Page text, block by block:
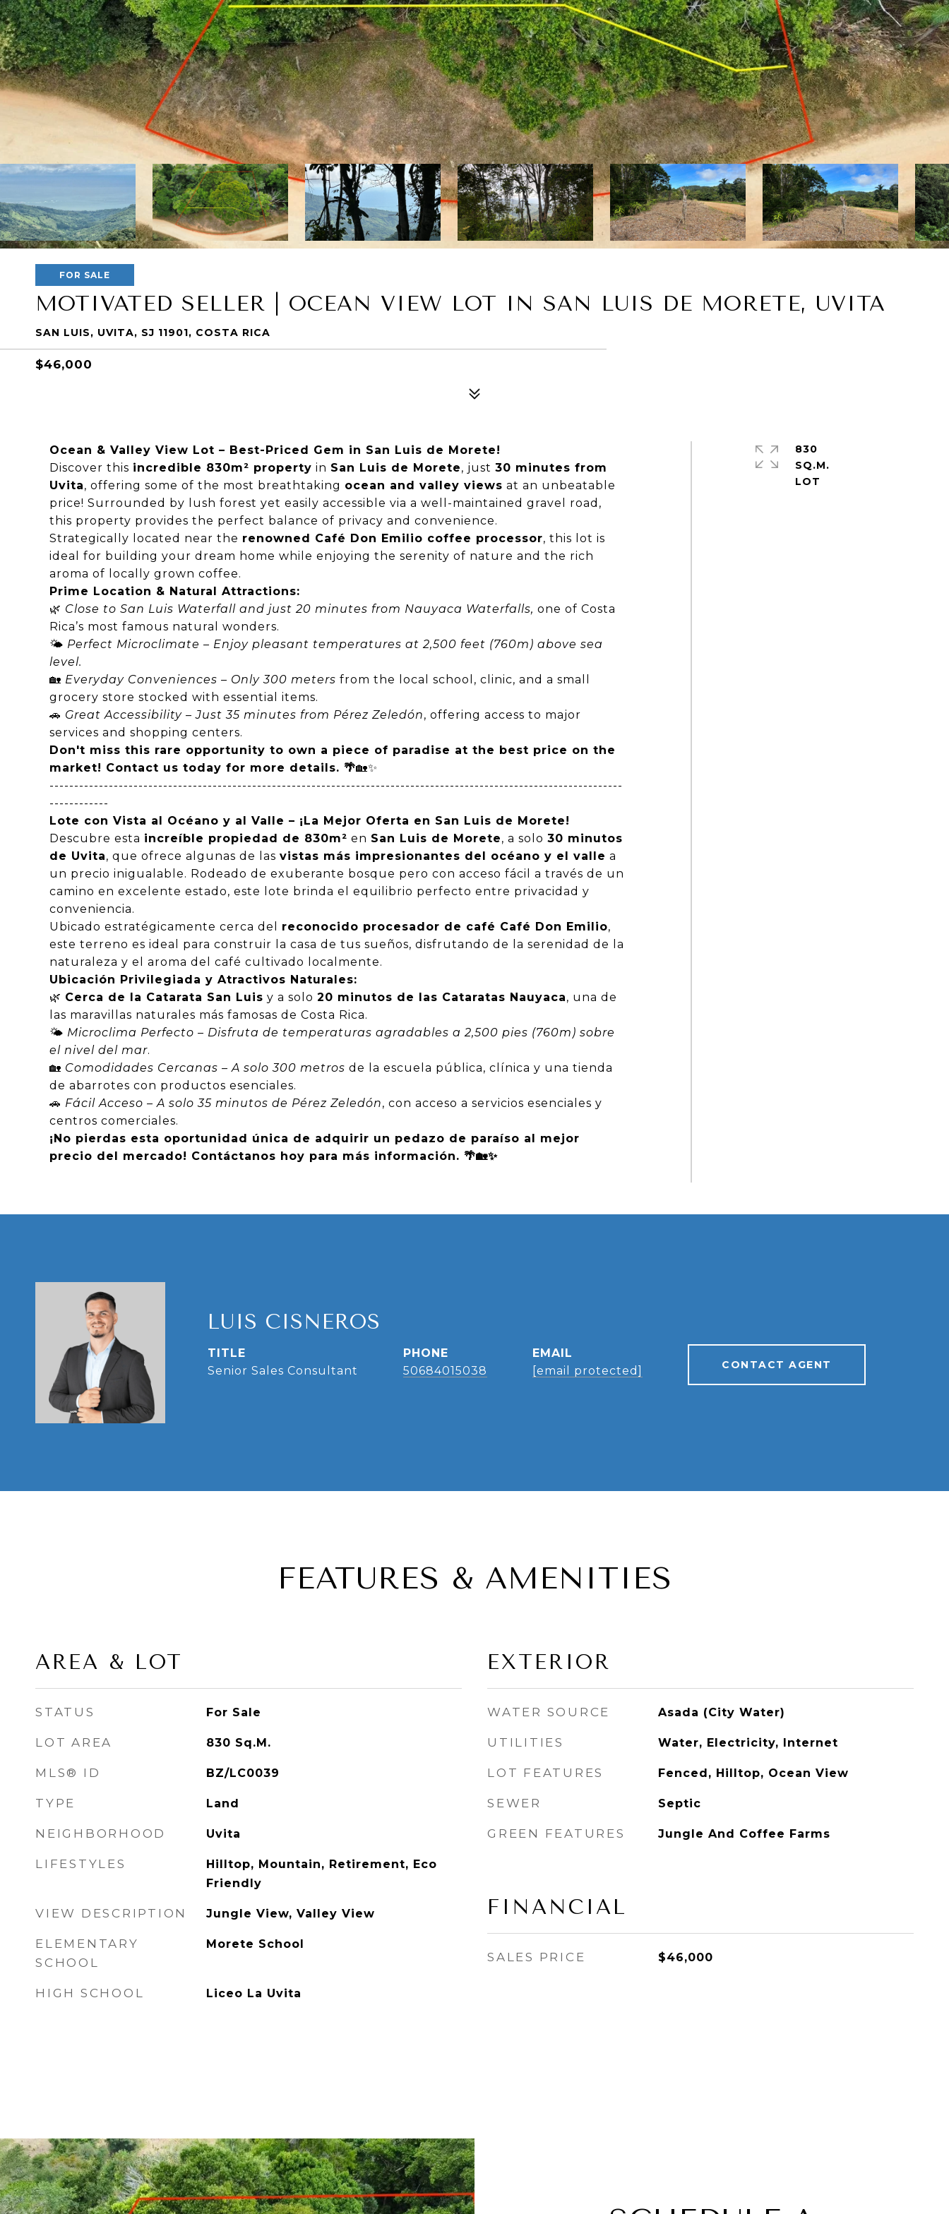
FOR SALE
MOTIVATED SELLER | OCEAN VIEW LOT IN SAN LUIS DE MORETE, UVITA
SAN LUIS, UVITA, SJ 11901, COSTA RICA
$46,000
Ocean & Valley View Lot – Best-Priced Gem in San Luis de Morete!
Discover this incredible 830m² property in San Luis de Morete, just 30 minutes from
Uvita, offering some of the most breathtaking ocean and valley views at an unbeatable
price! Surrounded by lush forest yet easily accessible via a well-maintained gravel road,
this property provides the perfect balance of privacy and convenience.
Strategically located near the renowned Café Don Emilio coffee processor, this lot is
ideal for building your dream home while enjoying the serenity of nature and the rich
aroma of locally grown coffee.
Prime Location & Natural Attractions:
🌿 Close to San Luis Waterfall and just 20 minutes from Nauyaca Waterfalls, one of Costa
Rica’s most famous natural wonders.
🌤 Perfect Microclimate – Enjoy pleasant temperatures at 2,500 feet (760m) above sea
level.
🏡 Everyday Conveniences – Only 300 meters from the local school, clinic, and a small
grocery store stocked with essential items.
🚗 Great Accessibility – Just 35 minutes from Pérez Zeledón, offering access to major
services and shopping centers.
Don't miss this rare opportunity to own a piece of paradise at the best price on the
market! Contact us today for more details. 🌴🏡✨
--------------------------------------------------------------------------------------------------------------------
------------
Lote con Vista al Océano y al Valle – ¡La Mejor Oferta en San Luis de Morete!
Descubre esta increíble propiedad de 830m² en San Luis de Morete, a solo 30 minutos
de Uvita, que ofrece algunas de las vistas más impresionantes del océano y el valle a
un precio inigualable. Rodeado de exuberante bosque pero con acceso fácil a través de un
camino en excelente estado, este lote brinda el equilibrio perfecto entre privacidad y
conveniencia.
Ubicado estratégicamente cerca del reconocido procesador de café Café Don Emilio,
este terreno es ideal para construir la casa de tus sueños, disfrutando de la serenidad de la
naturaleza y el aroma del café cultivado localmente.
Ubicación Privilegiada y Atractivos Naturales:
🌿 Cerca de la Catarata San Luis y a solo 20 minutos de las Cataratas Nauyaca, una de
las maravillas naturales más famosas de Costa Rica.
🌤 Microclima Perfecto – Disfruta de temperaturas agradables a 2,500 pies (760m) sobre
el nivel del mar.
🏡 Comodidades Cercanas – A solo 300 metros de la escuela pública, clínica y una tienda
de abarrotes con productos esenciales.
🚗 Fácil Acceso – A solo 35 minutos de Pérez Zeledón, con acceso a servicios esenciales y
centros comerciales.
¡No pierdas esta oportunidad única de adquirir un pedazo de paraíso al mejor
precio del mercado! Contáctanos hoy para más información. 🌴🏡✨
830
SQ.M.
LUIS CISNEROS
TITLE
Senior Sales Consultant
PHONE
50684015038
EMAIL
[email protected]
CONTACT AGENT
FEATURES & AMENITIES
AREA & LOT
STATUS For Sale
LOT AREA 830 Sq.M.
MLS® ID BZ/LC0039
TYPE Land
NEIGHBORHOOD Uvita
LIFESTYLES
Hilltop, Mountain, Retirement, Eco
Friendly
VIEW DESCRIPTION Jungle View, Valley View
ELEMENTARY
SCHOOL
Morete School
HIGH SCHOOL Liceo La Uvita
EXTERIOR
WATER SOURCE Asada (City Water)
UTILITIES Water, Electricity, Internet
LOT FEATURES Fenced, Hilltop, Ocean View
SEWER Septic
GREEN FEATURES Jungle And Coffee Farms
FINANCIAL
SALES PRICE $46,000